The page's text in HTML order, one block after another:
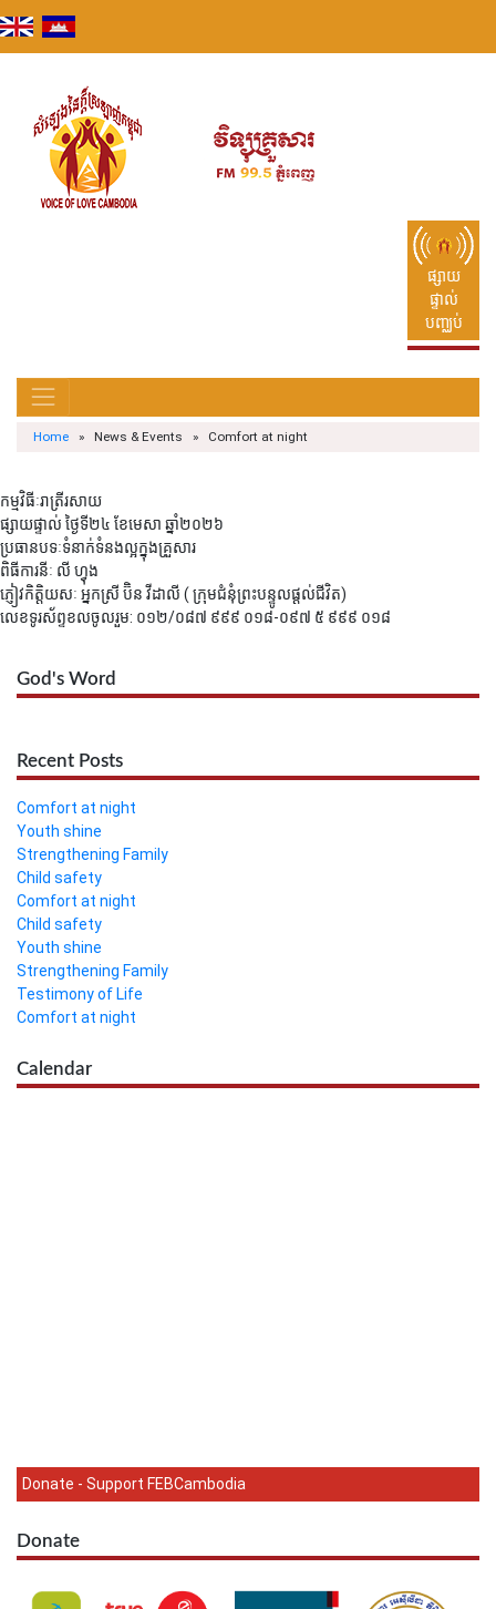
to
content
ផ្សាយ
ផ្ទាល់
បញ្ឈប់
Home » News & Events » Comfort at night
កម្មវិធីៈរាត្រីរសាយ
ផ្សាយផ្ទាល់ ថ្ងៃទី២៤ ខែមេសា ឆ្នាំ២០២៦
ប្រធានបទៈទំនាក់ទំនងល្អក្នុងគ្រួសារ
ពិធីការនីៈ លី ហ្វុង
ភ្ញៀវកិត្តិយសៈ អ្នកស្រី ប៊ិន វីដាលី ( ក្រុមជំនុំព្រះបន្ទូលផ្ដល់ជីវិត)
លេខទូរស័ព្ទខលចូលរួម: ០១២/០៨៧ ៩៩៩ ០១៨-០៩៧ ៥ ៩៩៩ ០១៨
God's Word
Recent Posts
Comfort at night
Youth shine
Strengthening Family
Child safety
Comfort at night
Child safety
Youth shine
Strengthening Family
Testimony of Life
Comfort at night
Calendar
Donate - Support FEBCambodia
Donate